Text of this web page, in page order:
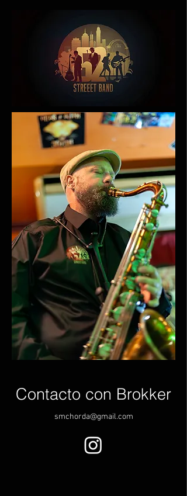
Contacto con Brokker
smchorda@gmail.com